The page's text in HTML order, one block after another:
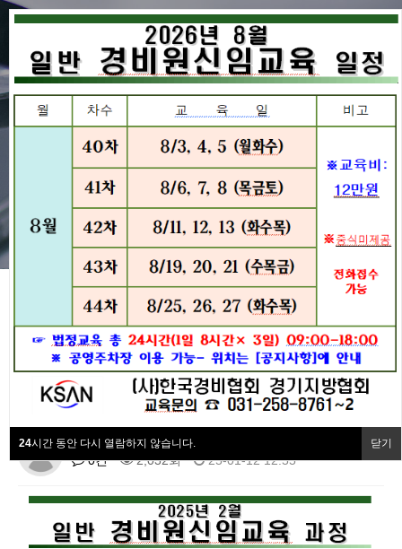
24시간 동안 다시 열람하지 않습니다. 닫기
공지사항
협회동정
경비원교육
구인구직
협회주요사업
협회동정
협회소개
공지사항
공지사항
전국지방협회
2025년 2월 일반경비원 신임교
육일정파일첨부
최고관리자
0건
2,032회 25-01-12 12:55